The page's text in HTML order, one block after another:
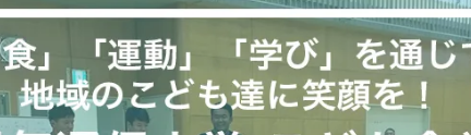
テクノロジー・ガジェット ゲーム・サービス開発
映像・映画 書籍・雑誌出版